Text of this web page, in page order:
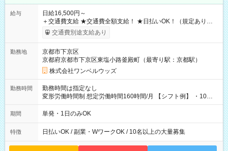
給与
日給16,500円～
＋交通費支給 ★交通費全額支給！ ★日払いOK！（規定あり） ┗
働いたその日に現金GET♪ お仕事後はコンビニATMから 日払
交通費別途支給あり
勤務地
京都市下京区
京都府京都市下京区東塩小路釜殿町（最寄り駅：京都駅）
株式会社ワンベルウッズ
勤務時間
勤務時間は指定なし
変形労働時間制 想定労働時間160時間/月 【シフト例】 ・10：
00～20：00
期間 単発・1日のみOK
特徴 日払いOK / 副業・WワークOK / 10名以上の大量募集